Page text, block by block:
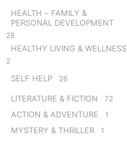
HEALTH – FAMILY &
PERSONAL DEVELOPMENT
28
HEALTHY LIVING & WELLNESS
2
SELF HELP 26
LITERATURE & FICTION 72
ACTION & ADVENTURE 1
MYSTERY & THRILLER 1